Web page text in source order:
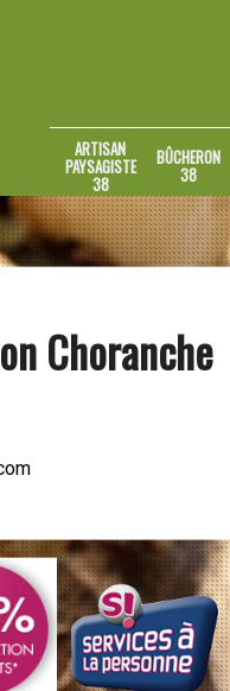
ARTISAN
PAYSAGISTE
38
BÛCHERON
38
Choranche